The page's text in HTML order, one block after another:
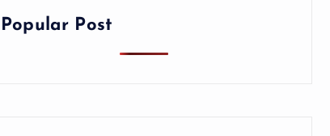
Popular Post